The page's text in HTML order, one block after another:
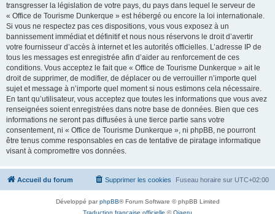
transgresser la législation de votre pays, du pays dans lequel le serveur de
« Office de Tourisme Dunkerque » est hébergé ou encore la loi internationale.
Si vous ne respectez pas ces dispositions, vous vous exposez à un
bannissement immédiat et définitif et nous nous réservons le droit d’avertir
votre fournisseur d’accès à internet et les autorités officielles. L’adresse IP de
tous les messages est enregistrée afin d’aider au renforcement de ces
conditions. Vous acceptez le fait que « Office de Tourisme Dunkerque » ait le
droit de supprimer, de modifier, de déplacer ou de verrouiller n’importe quel
sujet et message à n’importe quel moment si nous estimons cela nécessaire.
En tant qu’utilisateur, vous acceptez que toutes les informations que vous avez
renseignées soient enregistrées dans notre base de données. Bien que ces
informations ne seront pas diffusées à une tierce partie sans votre
consentement, ni « Office de Tourisme Dunkerque », ni phpBB, ne pourront
être tenus comme responsables en cas de tentative de piratage informatique
visant à compromettre vos données.
Accueil du forum Fuseau horaire sur UTC+02:00
Supprimer les cookies
Développé parphpBB® Forum Software © phpBB Limited
Traduction française officielle ©Qiaeru